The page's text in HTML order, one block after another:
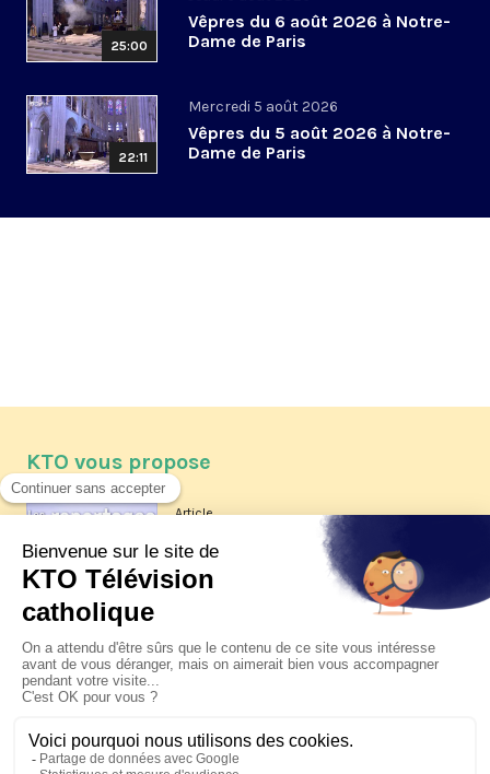
25:00
Vêpres du 6 août 2026 à Notre-
Dame de Paris
22:11
Mercredi 5 août 2026
Vêpres du 5 août 2026 à Notre-
Dame de Paris
KTO vous propose
Article
Les reportages d'été 2026 de KTO
La visite pastorale du pape Léon
XIV à Assise à suivre sur KTO le
jeudi 6 août
Le pape en Uruguay, Argentine et
Pérou du 6 au 17 novembre 2026